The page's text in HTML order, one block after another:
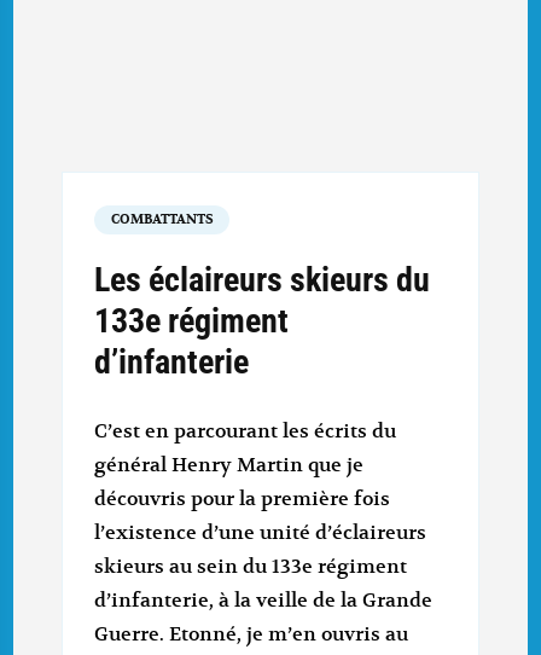
COMBATTANTS
Les éclaireurs skieurs du
133e régiment
d’infanterie
C’est en parcourant les écrits du
général Henry Martin que je
découvris pour la première fois
l’existence d’une unité d’éclaireurs
skieurs au sein du 133e régiment
d’infanterie, à la veille de la Grande
Guerre. Etonné, je m’en ouvris au